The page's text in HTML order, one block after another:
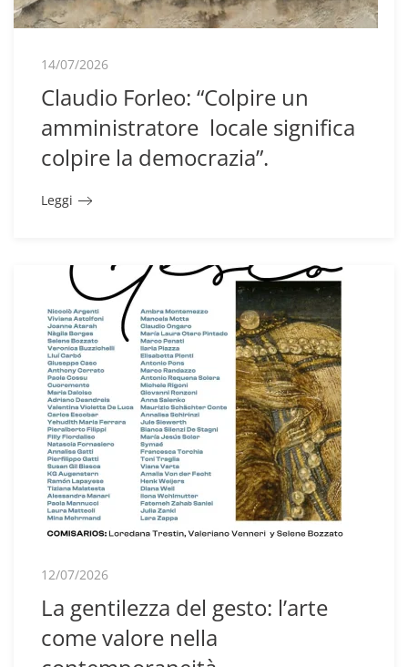
14/07/2026
Claudio Forleo: “Colpire un
amministratore locale significa
colpire la democrazia”.
Leggi
12/07/2026
La gentilezza del gesto: l’arte
come valore nella